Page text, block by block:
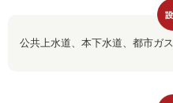
公共上水道、本下水道、都市ガス